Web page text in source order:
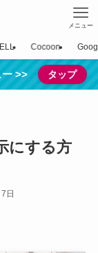
メニュー
Cocoon
>> タップ
にする方
日